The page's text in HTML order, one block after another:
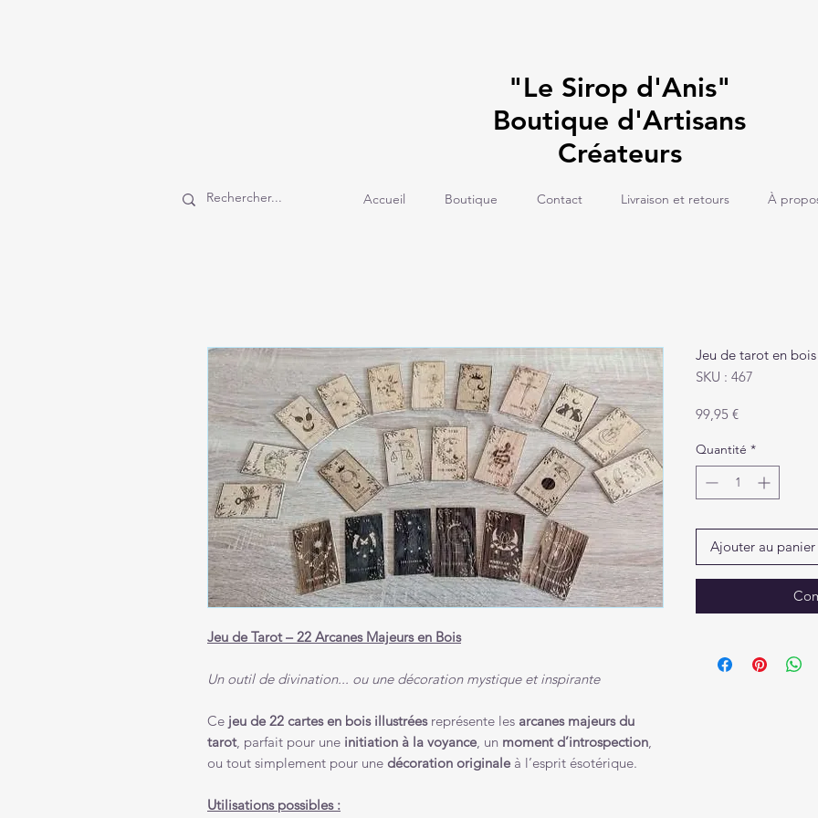
"Le Sirop d'Anis"
Boutique d'Artisans
Créateurs
Accueil Boutique Contact Livraison et retours À
Jeu de Tarot – 22 Arcanes Majeurs en Bois
Un outil de divination... ou une décoration mystique et inspirante
Ce jeu de 22 cartes en bois illustréesreprésente les arcanes majeurs du
tarot, parfait pour une initiation à la voyance, un moment d’introspection,
ou tout simplement pour une décoration originale à l’esprit ésotérique.
Utilisations possibles :
Jeu de tarot en bois
SKU : 467
99,95 €Prix
Quantité *
Ajouter au panier